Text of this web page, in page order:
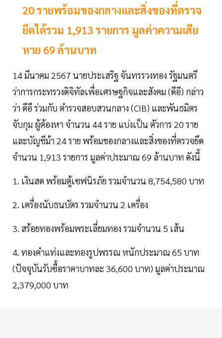
20 รายพร้อมของกลางและสิ่งของที่ตรวจ
ยึดได้รวม 1,913 รายการ มูลค่าความเสีย
หาย 69 ล้านบาท
14 มีนาคม 2567 นายประเสริฐ จันทรรวงทอง รัฐมนตรี
ว่าการกระทรวงดิจิทัลเพื่อเศรษฐกิจและสังคม (ดีอี) กล่าว
ว่า ดีอี ร่วมกับ ตำรวจสอบสวนกลาง (CIB) และพันธมิตร
จับกุม ผู้ต้องหา จำนวน 44 ราย แบ่งเป็น ตัวการ 20 ราย
และบัญชีม้า 24 ราย พร้อมของกลางและสิ่งของที่ตรวจยึด
จำนวน 1,913 รายการ มูลค่าประมาณ 69 ล้านบาท ดังนี้
1. เงินสด พร้อมตู้เซฟนิรภัย รวมจำนวน 8,754,580 บาท
2. เครื่องนับธนบัตร รวมจำนวน 2 เครื่อง
3. สร้อยทองพร้อมพระเลี่ยมทอง รวมจำนวน 5 เส้น
4. ทองคำแท่งและทองรูปพรรณ หนักประมาณ 65 บาท
(ปัจจุบันรับซื้อราคาบาทละ 36,600 บาท) มูลค่าประมาณ
2,379,000 บาท